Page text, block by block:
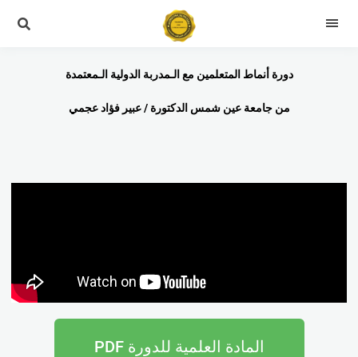
دورة أنماط المتعلمين مع الـمدربة الدولية الـمعتمدة
من جامعة عين شمس الدكتورة / عبير فؤاد عجمي
المادة العلمية للدورة PDF